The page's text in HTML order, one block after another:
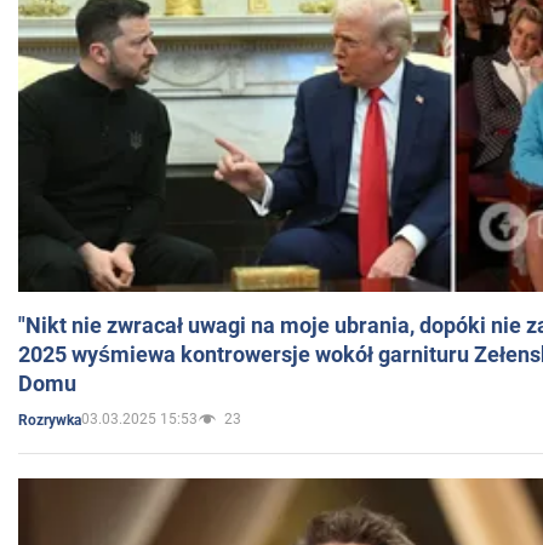
"Nikt nie zwracał uwagi na moje ubrania, dopóki nie
2025 wyśmiewa kontrowersje wokół garnituru
Domu
Rozrywka03.03.2025 15:53 23